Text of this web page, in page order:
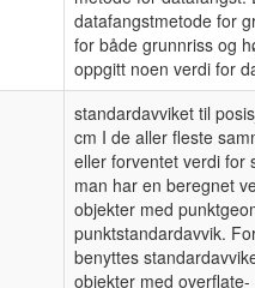
datafangstmetode for
for både grunnriss og
oppgitt noen verdi for
standardavviket til
cm I de aller fleste
eller forventet verdi for
man har en beregnet
objekter med
punktstandardavvik.
benyttes
objekter med